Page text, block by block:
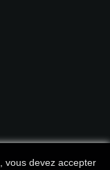
vous devez accepter